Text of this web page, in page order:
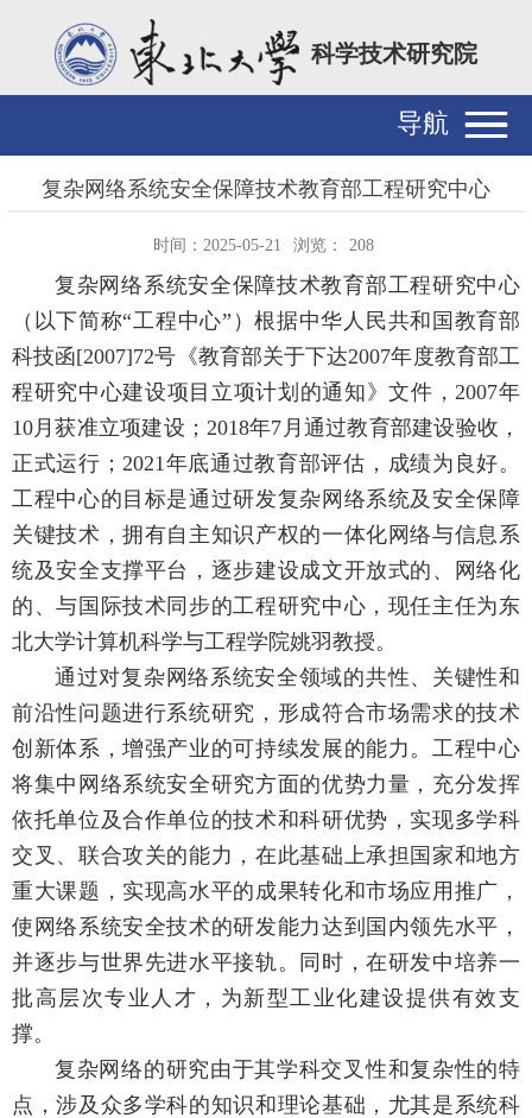
科学技术研究院
导航
复杂网络系统安全保障技术教育部工程研究中心
时间：2025-05-21 浏览： 208
复杂网络系统安全保障技术教育部工程研究中心
（以下简称“工程中心”）根据中华人民共和国教育部
科技函[2007]72号《教育部关于下达2007年度教育部工
程研究中心建设项目立项计划的通知》文件，2007年
10月获准立项建设；2018年7月通过教育部建设验收，
正式运行；2021年底通过教育部评估，成绩为良好。
工程中心的目标是通过研发复杂网络系统及安全保障
关键技术，拥有自主知识产权的一体化网络与信息系
统及安全支撑平台，逐步建设成文开放式的、网络化
的、与国际技术同步的工程研究中心，现任主任为东
北大学计算机科学与工程学院姚羽教授。
通过对复杂网络系统安全领域的共性、关键性和
前沿性问题进行系统研究，形成符合市场需求的技术
创新体系，增强产业的可持续发展的能力。工程中心
将集中网络系统安全研究方面的优势力量，充分发挥
依托单位及合作单位的技术和科研优势，实现多学科
交叉、联合攻关的能力，在此基础上承担国家和地方
重大课题，实现高水平的成果转化和市场应用推广，
使网络系统安全技术的研发能力达到国内领先水平，
并逐步与世界先进水平接轨。同时，在研发中培养一
批高层次专业人才，为新型工业化建设提供有效支
撑。
复杂网络的研究由于其学科交叉性和复杂性的特
点，涉及众多学科的知识和理论基础，尤其是系统科